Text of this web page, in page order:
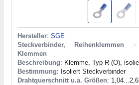
Hersteller: SGE
Steckverbinder, Reihenklemmen
>
Klemmen
Beschreibung: Klemme, Typ R (О),
Bestimmung: Isoliert Steckverbinder
Drahtquerschnitt u.a. Größen: